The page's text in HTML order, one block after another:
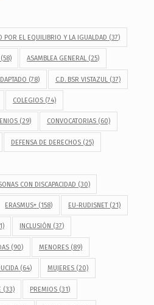
POR EL EQUILIBRIO Y LA IGUALDAD (37)
(58) ASAMBLEA GENERAL (25)
(78) C.D. BSR VISTAZUL (37)
COLEGIOS(74)
(29) CONVOCATORIAS(60)
DEFENSA DE DERECHOS(25)
CON DISCAPACIDAD (30)
ERASMUS+ (158) EU-RUDISNET(21)
INCLUSIÓN (37)
(90) MENORES(89)
(64) MUJERES(20)
(33) PREMIOS (31)